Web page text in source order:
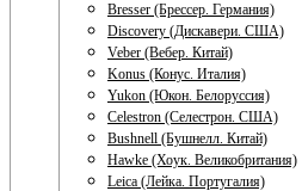
Bresser (Брессер. Германия)
Discovery (Дискавери. США)
Veber (Вебер. Китай)
Konus (Конус. Италия)
Yukon (Юкон. Белоруссия)
Celestron (Селестрон. США)
Bushnell (Бушнелл. Китай)
Hawke (Хоук. Великобритания)
Leica (Лейка. Португалия)